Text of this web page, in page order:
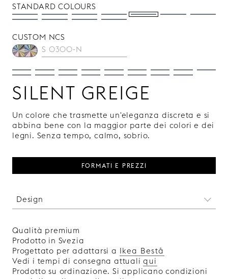
STANDARD COLOURS
CUSTOM NCS
SILENT GREIGE
Un colore che trasmette un'eleganza discreta e si
abbina bene con la maggior parte dei colori e dei
legni. Senza tempo, calmo, sobrio.
FORMATI E PREZZI
Design
conferisce ai tuoi mobili un aspetto austero e
discreto, lasciando che le maniglie siano le
protagoniste. Scegli tra diversi colori laccati e
impiallacciature in legno di varie tonalità.
Prodotto in Svezia.
Qualità premium
Prodotto in Svezia
Progettato per adattarsi a Ikea Bestå
Vedi i tempi di consegna attualiqui
Prodotto su ordinazione. Si applicano condizioni